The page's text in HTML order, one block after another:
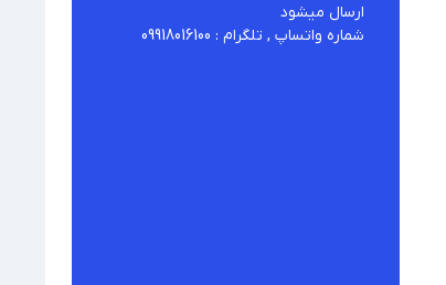
شماره واتساپ , تلگرام : 09918016100